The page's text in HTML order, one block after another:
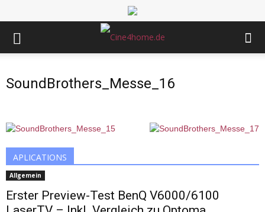
SoundBrothers_Messe_16
APLICATIONS
Allgemein
Erster Preview-Test BenQ V6000/6100